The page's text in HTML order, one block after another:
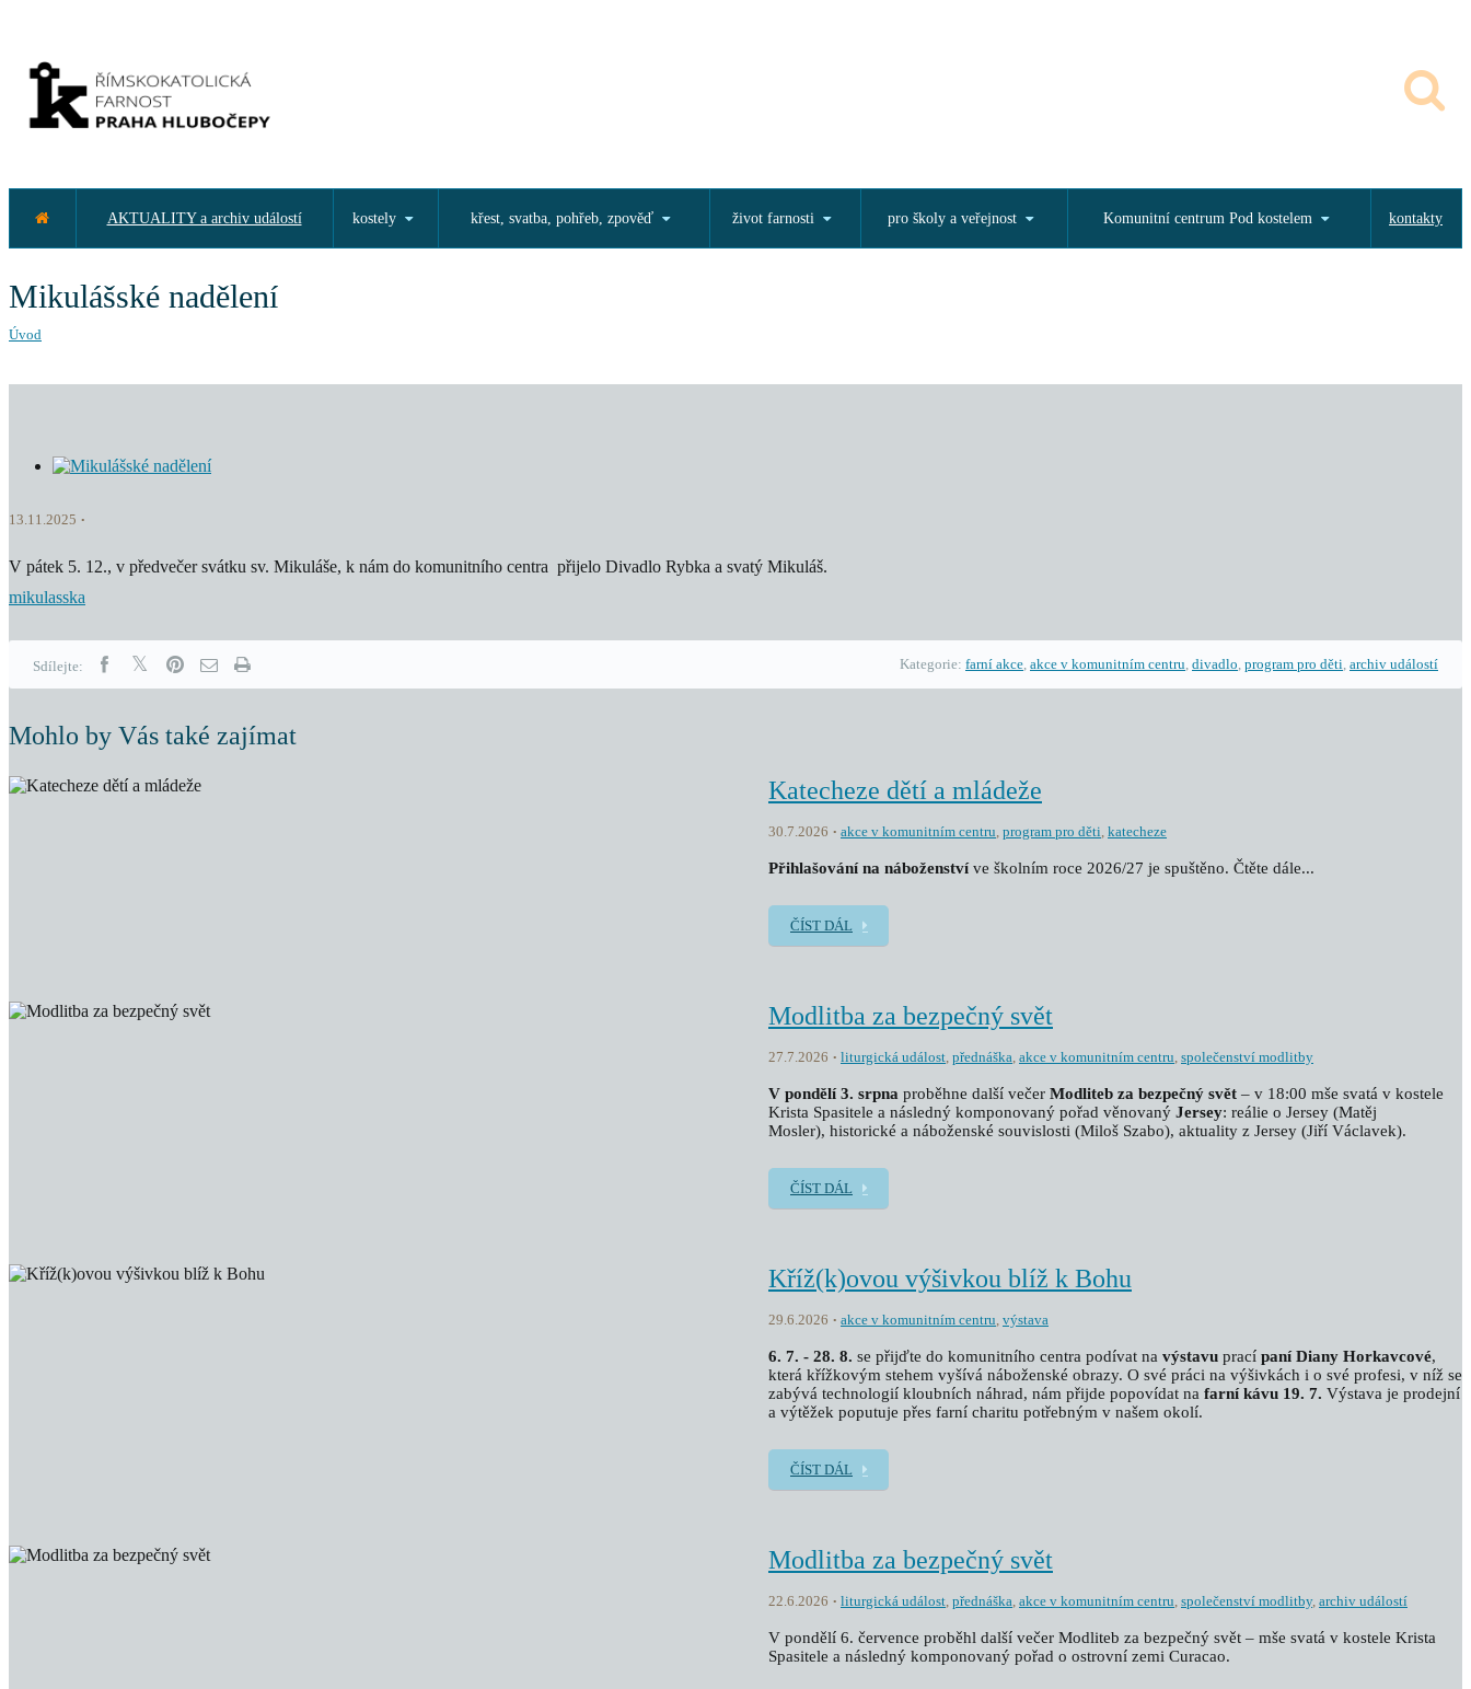
AKTUALITY a archiv událostí kostely křest, svatba, pohřeb, zpověď život farnosti pro školy a veřejnost Komunitní centrum Pod kostelem kontakty
Mikulášské nadělení
Úvod
13.11.2025
V pátek 5. 12., v předvečer svátku sv. Mikuláše, k nám do komunitního centra přijelo Divadlo Rybka a svatý Mikuláš.
mikulasska
Sdílejte: Kategorie: farní akce, akce v komunitním centru, divadlo, program pro děti, archiv událostí
Mohlo by Vás také zajímat
Katecheze dětí a mládeže
30.7.2026 akce v komunitním centru, program pro děti, katecheze
Přihlašování na náboženstvíve školním roce 2026/27 je spuštěno. Čtěte dále...
ČÍST DÁL
Modlitba za bezpečný svět
27.7.2026 liturgická událost, přednáška, akce v komunitním centru, společenství modlitby
V pondělí 3. srpna proběhne další večer Modliteb za bezpečný svět – v 18:00 mše svatá v kostele
Krista Spasitele a následný komponovaný pořad věnovaný Jersey: reálie o Jersey (Matěj
Mosler), historické a náboženské souvislosti (Miloš Szabo), aktuality z Jersey (Jiří Václavek).
ČÍST DÁL
Kříž(k)ovou výšivkou blíž k Bohu
29.6.2026 akce v komunitním centru, výstava
6. 7. - 28. 8. se přijďte do komunitního centra podívat na výstavu prací paní Diany Horkavcové,
která křížkovým stehem vyšívá náboženské obrazy. O své práci na výšivkách i o své profesi, v níž se
zabývá technologií kloubních náhrad, nám přijde popovídat na farní kávu 19. 7. Výstava je prodejní
a výtěžek poputuje přes farní charitu potřebným v našem okolí.
ČÍST DÁL
Modlitba za bezpečný svět
22.6.2026 liturgická událost, přednáška, akce v komunitním centru, společenství modlitby, archiv událostí
V pondělí 6. července proběhl další večer Modliteb za bezpečný svět – mše svatá v kostele Krista
Spasitele a následný komponovaný pořad o ostrovní zemi Curacao.